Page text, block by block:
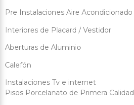
Pre Instalaciones Aire Acondicionado
Interiores de Placard / Vestidor
Aberturas de Aluminio
Calefón
Instalaciones Tv e internet
Pisos Porcelanato de Primera Calidad